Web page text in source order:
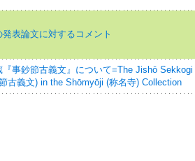
表論文に対するコメント
『事鈔節古義文』について=The Jishō Sekkogi
古義文) in the Shōmyōji (称名寺) Collection